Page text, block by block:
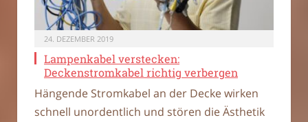
24. DEZEMBER 2019
Lampenkabel verstecken:
Deckenstromkabel richtig verbergen
Hängende Stromkabel an der Decke wirken
schnell unordentlich und stören die Ästhetik